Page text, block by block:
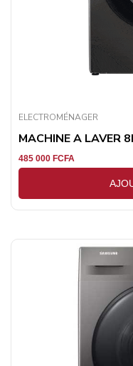
ELECTROMÉNAGER
MACHINE A LAVER
485 000 FCFA